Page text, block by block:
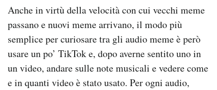
Anche in virtù della velocità con cui vecchi meme
passano e nuovi meme arrivano, il modo più
semplice per curiosare tra gli audio meme è però
usare un po’ TikTok e, dopo averne sentito uno in
un video, andare sulle note musicali e vedere come
e in quanti video è stato usato. Per ogni audio,